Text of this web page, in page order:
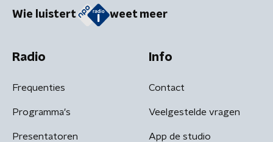
Wie luistert weet meer
Radio
Frequenties
Programma's
Presentatoren
Info
Contact
Veelgestelde vragen
App de studio